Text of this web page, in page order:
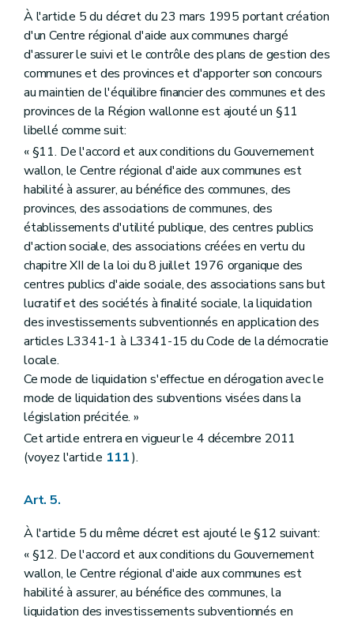
Art. 96
Art. 97
Art. 98
Art. 99
Art. 100
SectionXXIV
Modification du décret du 15 juillet 2008 relatif au Code forestier
Art. 101
SectionXXV
Art. 102
SectionXXVI
Modifications du décret du 19 décembre 2007 relatif à la tutelle d'approbation de la Région wallonne sur les règlements complémentaires relatifs aux voies publiques et à la circulation des transports en commun
Art. 103
Art. 104
SectionXXVII
Modifications du décret du 10 mars 1994 relatif à la création de la Société wallonne de Financement complémentaire des Infrastructures
Art. 105
Art. 106
Art. 107
SectionXXVIII
Modification du décret-programme du 22 juillet 2010 portant des mesures diverses en matière de bonne gouvernance, de simplification administrative, d'énergie, de logement, de fiscalité, d'emploi, de politique aéroportuaire, d'économie, d'environnement, d'aménagement du territoire, de pouvoirs locaux, d 'agriculture et de travaux publics
Art. 108
SectionXXIX
Dispositions finales
Art. 109
Art. 110
Art. 111
Annexe
À l'article 5 du décret du 23 mars 1995 portant création
d'un Centre régional d'aide aux communes chargé
d'assurer le suivi et le contrôle des plans de gestion des
communes et des provinces et d'apporter son concours
au maintien de l'équilibre financier des communes et des
provinces de la Région wallonne est ajouté un §11
libellé comme suit:
« §11. De l'accord et aux conditions du Gouvernement
wallon, le Centre régional d'aide aux communes est
habilité à assurer, au bénéfice des communes, des
provinces, des associations de communes, des
établissements d'utilité publique, des centres publics
d'action sociale, des associations créées en vertu du
chapitre XII de la loi du 8 juillet 1976 organique des
centres publics d'aide sociale, des associations sans but
lucratif et des sociétés à finalité sociale, la liquidation
des investissements subventionnés en application des
articles L3341-1 à L3341-15 du Code de la démocratie
locale.
Ce mode de liquidation s'effectue en dérogation avec le
mode de liquidation des subventions visées dans la
législation précitée. »
Cet article entrera en vigueur le 4 décembre 2011
(voyez l'article 111).
Art. 5.
À l'article 5 du même décret est ajouté le §12 suivant:
« §12. De l'accord et aux conditions du Gouvernement
wallon, le Centre régional d'aide aux communes est
habilité à assurer, au bénéfice des communes, la
liquidation des investissements subventionnés en